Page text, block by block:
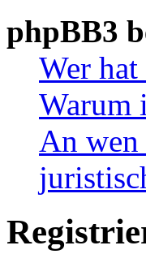
phpBB3
Wer
Warum
An wen